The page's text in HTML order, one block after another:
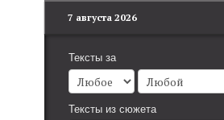
7 августа 2026
Тексты за
Тексты из сюжета